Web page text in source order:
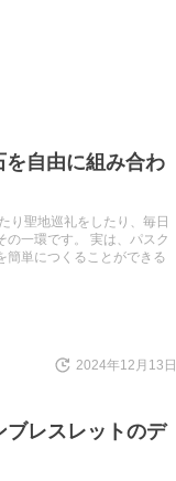
自由に組み合わ
り聖地巡礼をしたり、毎日
の一環です。 実は、パスク
簡単につくることができる
2024年12月13日
ブレスレットのデ